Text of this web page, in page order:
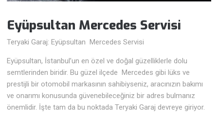
Eyüpsultan Mercedes Servisi
Teryaki Garaj: Eyüpsultan Mercedes Servisi
Eyüpsultan, İstanbul’un en özel ve doğal güzelliklerle dolu
semtlerinden biridir. Bu güzel ilçede Mercedes gibi lüks ve
prestijli bir otomobil markasının sahibiyseniz, aracınızın bakımı
ve onarımı konusunda güvenebileceğiniz bir adres bulmanız
önemlidir. İşte tam da bu noktada Teryaki Garaj devreye giriyor.